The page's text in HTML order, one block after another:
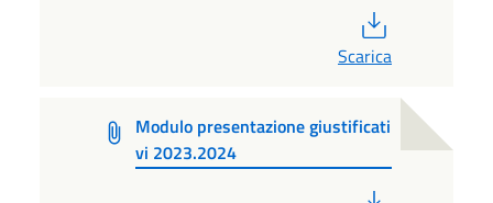
Scarica
Modulo presentazione giustificati
vi 2023.2024